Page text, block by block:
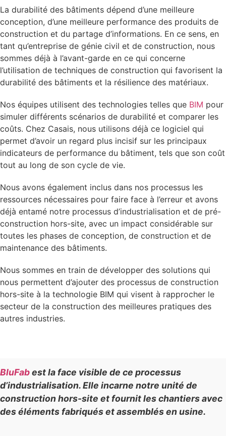
La durabilité des bâtiments dépend d’une meilleure
conception, d’une meilleure performance des produits de
construction et du partage d’informations. En ce sens, en
tant qu’entreprise de génie civil et de construction, nous
sommes déjà à l’avant-garde en ce qui concerne
l’utilisation de techniques de construction qui favorisent la
durabilité des bâtiments et la résilience des matériaux.
Nos équipes utilisent des technologies telles que BIM pour
simuler différents scénarios de durabilité et comparer les
coûts. Chez Casais, nous utilisons déjà ce logiciel qui
permet d’avoir un regard plus incisif sur les principaux
indicateurs de performance du bâtiment, tels que son coût
tout au long de son cycle de vie.
Nous avons également inclus dans nos processus les
ressources nécessaires pour faire face à l’erreur et avons
déjà entamé notre processus d’industrialisation et de pré-
construction hors-site, avec un impact considérable sur
toutes les phases de conception, de construction et de
maintenance des bâtiments.
Nous sommes en train de développer des solutions qui
nous permettent d’ajouter des processus de construction
hors-site à la technologie BIM qui visent à rapprocher le
secteur de la construction des meilleures pratiques des
autres industries.
BluFabest la face visible de ce processus
d’industrialisation. Elle incarne notre unité de
construction hors-site et fournit les chantiers avec
des éléments fabriqués et assemblés en usine.